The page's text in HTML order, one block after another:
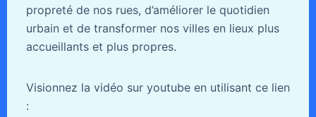
propreté de nos rues, d’améliorer le quotidien
urbain et de transformer nos villes en lieux plus
accueillants et plus propres.
Visionnez la vidéo sur youtube en utilisant ce lien
: